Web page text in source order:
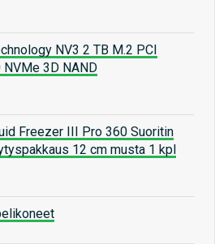
NV3 2 TB M.2 PCI
3D NAND
Freezer III Pro 360 Suoritin
12 cm musta 1 kpl